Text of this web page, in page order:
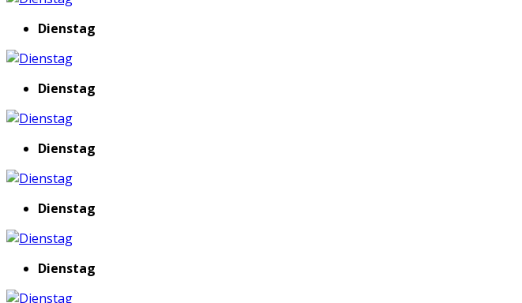
Dienstag
Dienstag
Dienstag
Dienstag
Dienstag